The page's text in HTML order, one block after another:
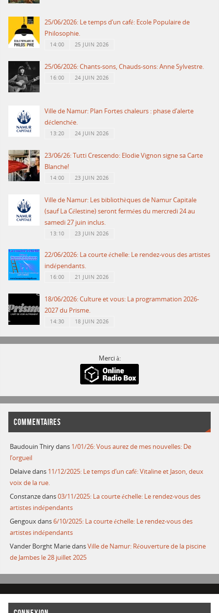
25/06/2026: Le temps d’un café: Ecole Populaire de
Philosophie.
14:00 25 JUIN 2026
25/06/2026: Chants-sons, Chauds-sons: Anne Sylvestre.
16:00 24 JUIN 2026
Ville de Namur: Plan Fortes chaleurs : phase d’alerte
déclenchée.
13:20 24 JUIN 2026
23/06/26: Tutti Crescendo: Elodie Vignon signe sa Carte
Blanche!
14:00 23 JUIN 2026
Ville de Namur: Les bibliothèques de Namur Capitale
(sauf La Célestine) seront fermées du mercredi 24 au
samedi 27 juin inclus.
13:10 23 JUIN 2026
22/06/2026: La courte échelle: Le rendez-vous des artistes
indépendants.
16:00 21 JUIN 2026
18/06/2026: Culture et vous: La programmation 2026-
2027 du Prisme.
14:30 18 JUIN 2026
Merci à:
COMMENTAIRES
Baudouin Thirydans 1/01/26: Vous aurez de mes nouvelles: De
l’orgueil
Delaivedans 11/12/2025: Le temps d’un café: Vitaline et Jason, deux
voix de la rue.
Constanzedans03/11/2025: La courte échelle: Le rendez-vous des
artistes indépendants
Gengouxdans6/10/2025: La courte échelle: Le rendez-vous des
artistes indépendants
Vander Borght MariedansVille de Namur: Réouverture de la piscine
de Jambes le 28 juillet 2025